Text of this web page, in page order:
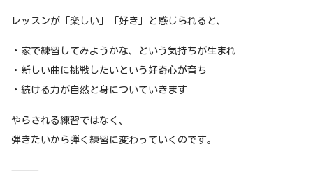
レッスンが「楽しい」「好き」と感じられると、
・家で練習してみようかな、という気持ちが生まれ
・新しい曲に挑戦したいという好奇心が育ち
・続ける力が自然と身についていきます
やらされる練習ではなく、
弾きたいから弾く練習に変わっていくのです。
⸻